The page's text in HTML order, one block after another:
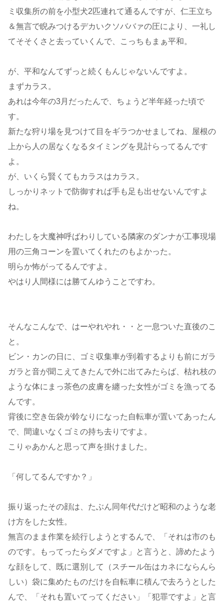
ミ収集所の前を小型犬2匹連れて通るんですが、仁王立ち
＆無言で睨みつけるデカいクソババァの圧により、一礼し
てそそくさと去っていくんで、こっちもまぁ平和。
が、平和なんてずっと続くもんじゃないんですよ。
まずカラス。
あれは今年の3月だったんで、ちょうど半年経った頃で
す。
新たな狩り場を見つけて目をギラつかせましてね、屋根の
上から人の居なくなるタイミングを見計らってるんです
よ。
が、いくら賢くてもカラスはカラス。
しっかりネットで防御すれば手も足も出せないんですよ
ね。
わたしを大魔神呼ばわりしている隣家のダンナが工事現場
用の三角コーンを置いてくれたのもよかった。
明らか怖がってるんですよ。
やはり人間様には勝てんゆうことですわ。
そんなこんなで、はーやれやれ・・と一息ついた直後のこ
と。
ビン・カンの日に、ゴミ収集車が到着するよりも前にガラ
ガラと音が聞こえてきたんで外に出てみたらば、枯れ枝の
ような体にまっ茶色の皮膚を纏った女性がゴミを漁ってる
んです。
背後に空き缶袋が鈴なりになった自転車が置いてあったん
で、間違いなくゴミの持ち去りですよ。
こりゃあかんと思って声を掛けました。
「何してるんですか？」
振り返ったその顔は、たぶん同年代だけど昭和のような老
け方をした女性。
無言のまま作業を続行しようとするんで、「それは市のも
のです。もってったらダメですよ」と言うと、諦めたよう
な顔をして、既に選別して（スチール缶はカネにならんら
しい）袋に集めたものだけを自転車に積んで去ろうとした
んで、「それも置いてってください」「犯罪ですよ」と言